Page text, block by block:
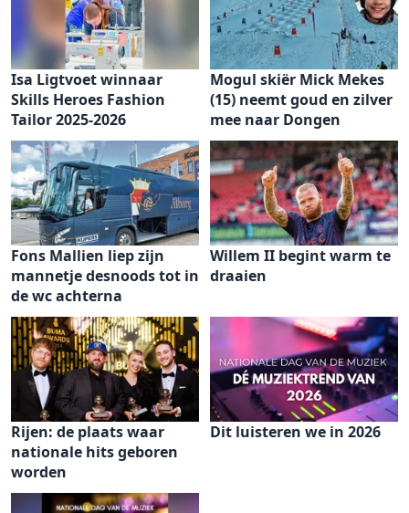
Isa Ligtvoet winnaar
Skills Heroes Fashion
Tailor 2025-2026
Mogul skiër Mick Mekes
(15) neemt goud en zilver
mee naar Dongen
Fons Mallien liep zijn
mannetje desnoods tot in
de wc achterna
Willem II begint warm te
draaien
Rijen: de plaats waar
nationale hits geboren
worden
Dit luisteren we in 2026